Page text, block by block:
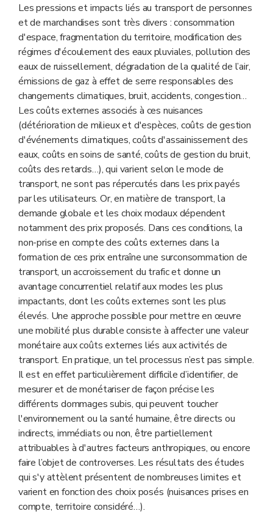
Les pressions et impacts liés au transport de personnes
et de marchandises sont très divers : consommation
d'espace, fragmentation du territoire, modification des
régimes d'écoulement des eaux pluviales, pollution des
eaux de ruissellement, dégradation de la qualité de l’air,
émissions de gaz à effet de serre responsables des
changements climatiques, bruit, accidents, congestion…
Les coûts externes associés à ces nuisances
(détérioration de milieux et d'espèces, coûts de gestion
d'événements climatiques, coûts d'assainissement des
eaux, coûts en soins de santé, coûts de gestion du bruit,
coûts des retards…), qui varient selon le mode de
transport, ne sont pas répercutés dans les prix payés
par les utilisateurs. Or, en matière de transport, la
demande globale et les choix modaux dépendent
notamment des prix proposés. Dans ces conditions, la
non-prise en compte des coûts externes dans la
formation de ces prix entraîne une surconsommation de
transport, un accroissement du trafic et donne un
avantage concurrentiel relatif aux modes les plus
impactants, dont les coûts externes sont les plus
élevés. Une approche possible pour mettre en œuvre
une mobilité plus durable consiste à affecter une valeur
monétaire aux coûts externes liés aux activités de
transport. En pratique, un tel processus n’est pas simple.
Il est en effet particulièrement difficile d’identifier, de
mesurer et de monétariser de façon précise les
différents dommages subis, qui peuvent toucher
l'environnement ou la santé humaine, être directs ou
indirects, immédiats ou non, être partiellement
attribuables à d'autres facteurs anthropiques, ou encore
faire l’objet de controverses. Les résultats des études
qui s'y attèlent présentent de nombreuses limites et
varient en fonction des choix posés (nuisances prises en
compte, territoire considéré…).